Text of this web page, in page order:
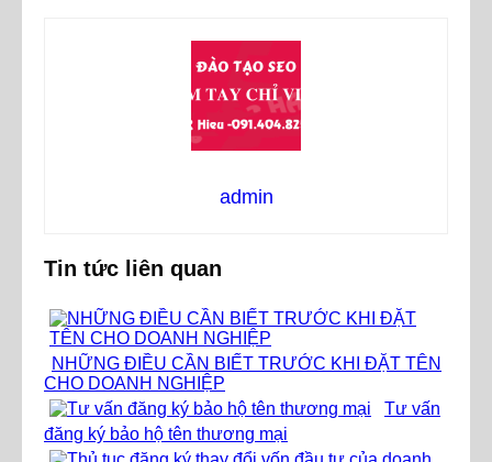
admin
Tin tức liên quan
NHỮNG ĐIỀU CẦN BIẾT TRƯỚC KHI ĐẶT TÊN
CHO DOANH NGHIỆP
Tư vấn
đăng ký bảo hộ tên thương mại